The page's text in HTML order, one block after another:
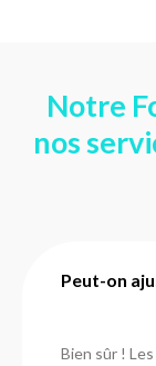
Notre
nos
Peut-on
Bien sûr !